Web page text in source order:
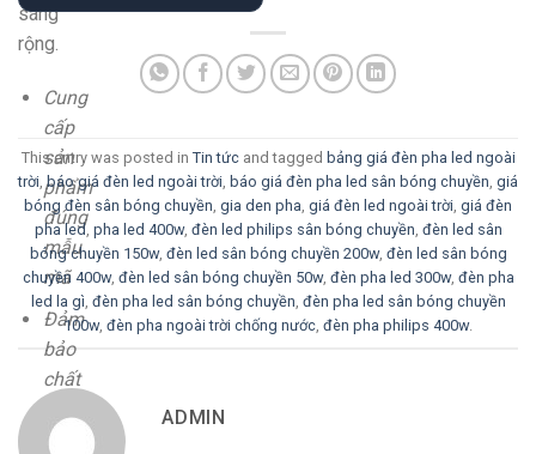
sáng
rộng.
Cung
cấp
sản
phẩm
đúng
mẫu
mã
Đảm
bảo
chất
sản
This entry was posted in Tin tứcand tagged bảng giá đèn pha led ngoài
trời,báo giá đèn led ngoài trời, báo giá đèn pha led sân bóng chuyền, giá
bóng đèn sân bóng chuyền, gia den pha, giá đèn led ngoài trời, giá đèn
pha led, pha led 400w, đèn led philips sân bóng chuyền, đèn led sân
bóng chuyền 150w, đèn led sân bóng chuyền 200w, đèn led sân bóng
chuyền 400w, đèn led sân bóng chuyền 50w, đèn pha led 300w, đèn pha
led la gì, đèn pha led sân bóng chuyền, đèn pha led sân bóng chuyền
100w, đèn pha ngoài trời chống nước, đèn pha philips 400w.
ADMIN